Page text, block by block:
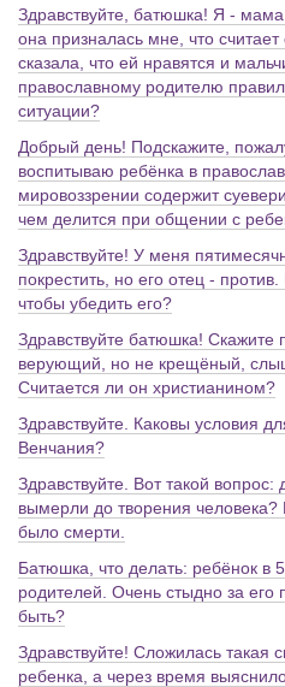
Здравствуйте, батюшка! Я -
она призналась мне, что
сказала, что ей нравятся и
православному родителю
ситуации?
Добрый день! Подскажите,
воспитываю ребёнка в
мировоззрении содержит
чем делится при общении с
Здравствуйте! У меня
покрестить, но его отец -
чтобы убедить его?
Здравствуйте батюшка! Скажите
верующий, но не крещёный,
Считается ли он христианином?
Здравствуйте. Каковы условия
Венчания?
Здравствуйте. Вот такой
вымерли до творения
было смерти.
Батюшка, что делать: ребёнок в
родителей. Очень стыдно за его
быть?
Здравствуйте! Сложилась такая
ребенка, а через время